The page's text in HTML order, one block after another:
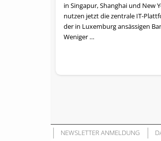
in Singapur, Shanghai und New
nutzen jetzt die zentrale IT-
der in Luxemburg ansässigen
Weniger …
NEWSLETTER ANMELDUNG